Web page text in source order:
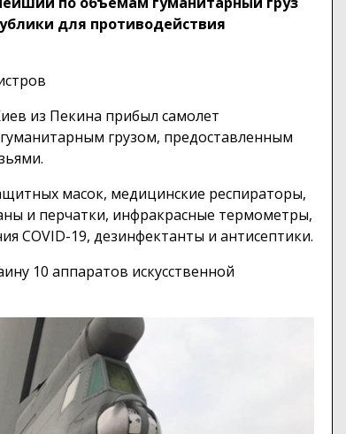
для противодействия
из Пекина прибыл самолет
грузом, предоставленным
масок, медицинские респираторы,
и перчатки, инфракрасные термометры,
COVID-19, дезинфектанты и антисептики.
10 аппаратов искусственной